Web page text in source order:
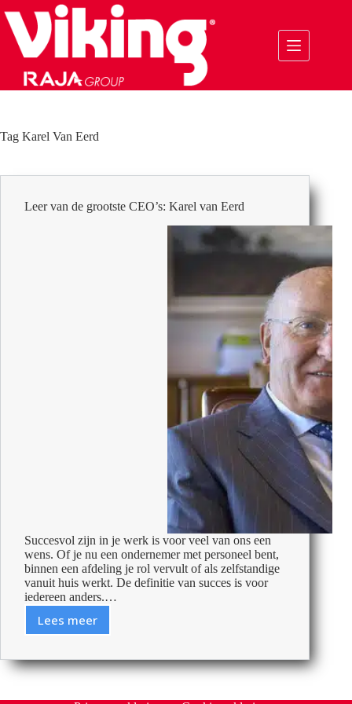
naar
inhoud
Tag Karel Van Eerd
Leer van de grootste CEO’s: Karel van Eerd
Succesvol zijn in je werk is voor veel van ons een
wens. Of je nu een ondernemer met personeel bent,
binnen een afdeling je rol vervult of als zelfstandige
vanuit huis werkt. De definitie van succes is voor
iedereen anders.…
Lees meer
Leer
de
grootste